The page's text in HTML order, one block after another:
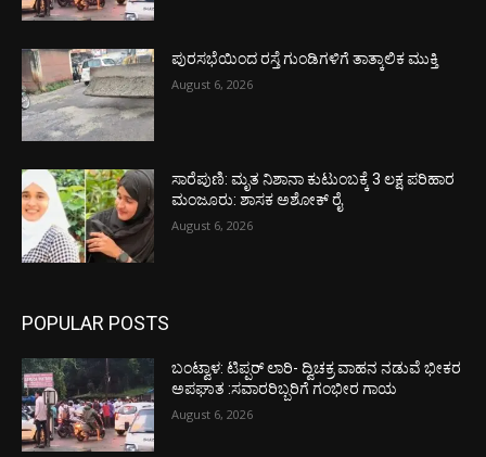
ಪುರಸಭೆಯಿಂದ ರಸ್ತೆ ಗುಂಡಿಗಳಿಗೆ ತಾತ್ಕಾಲಿಕ ಮುಕ್ತಿ
August 6, 2026
ಸಾರೆಪುಣಿ: ಮೃತ ನಿಶಾನಾ ಕುಟುಂಬಕ್ಕೆ 3 ಲಕ್ಷ ಪರಿಹಾರ
ಮಂಜೂರು: ಶಾಸಕ ಅಶೋಕ್ ರೈ
August 6, 2026
POPULAR POSTS
ಬಂಟ್ವಾಳ: ಟಿಪ್ಪರ್ ಲಾರಿ- ದ್ವಿಚಕ್ರ ವಾಹನ ನಡುವೆ ಭೀಕರ
ಅಪಘಾತ :ಸವಾರರಿಬ್ಬರಿಗೆ ಗಂಭೀರ ಗಾಯ
August 6, 2026